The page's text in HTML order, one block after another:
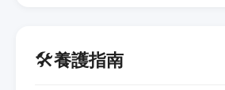
🛠️養護指南